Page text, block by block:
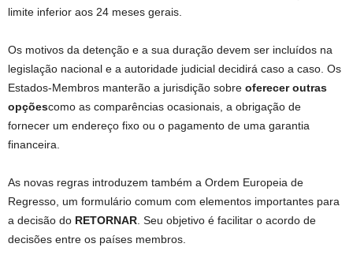
limite inferior aos 24 meses gerais.
Os motivos da detenção e a sua duração devem ser incluídos na
legislação nacional e a autoridade judicial decidirá caso a caso. Os
Estados-Membros manterão a jurisdição sobre oferecer outras
opçõescomo as comparências ocasionais, a obrigação de
fornecer um endereço fixo ou o pagamento de uma garantia
financeira.
As novas regras introduzem também a Ordem Europeia de
Regresso, um formulário comum com elementos importantes para
a decisão do RETORNAR . Seu objetivo é facilitar o acordo de
decisões entre os países membros.